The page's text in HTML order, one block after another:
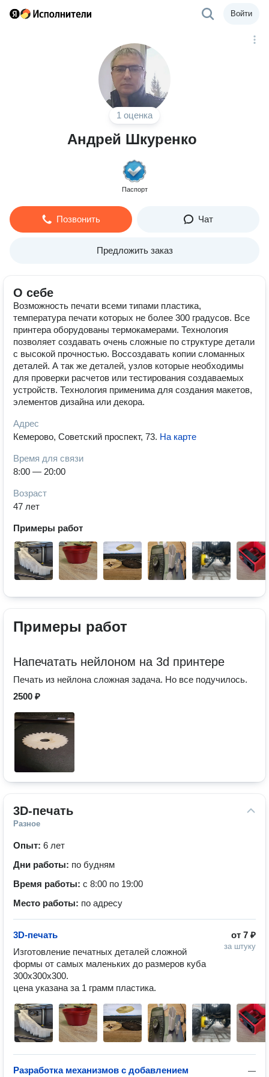
Войти
1 оценка
Андрей Шкуренко
Паспорт
Позвонить Чат
Предложить заказ
О себе
Возможность печати всеми типами пластика,
температура печати которых не более 300 градусов. Все
принтера оборудованы термокамерами. Технология
позволяет создавать очень сложные по структуре детали
с высокой прочностью. Воссоздавать копии сломанных
деталей. А так же деталей, узлов которые необходимы
для проверки расчетов или тестирования создаваемых
устройств. Технология применима для создания макетов,
элементов дизайна или декора.
Адрес
Кемерово, Советский проспект, 73. На карте
Время для связи
8:00 — 20:00
Возраст
47 лет
Примеры работ
Примеры работ
Напечатать нейлоном на 3d принтере
Печать из нейлона сложная задача. Но все подучилось.
2500 ₽
3D-печать
Разное
Опыт: 6 лет
Дни работы: по будням
Время работы: с 8:00 по 19:00
Место работы: по адресу
от 7 ₽
за штуку
3D-печать
Изготовление печатных деталей сложной
формы от самых маленьких до размеров куба
300x300x300.
цена указана за 1 грамм пластика.
—
Разработка механизмов с добавлением